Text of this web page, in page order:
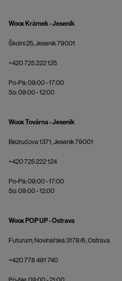
Woox Krámek - Jeseník
Školní 25, Jeseník 79001
+420 725 222 125
Po-Pá: 09:00 - 17:00
So: 09:00 - 12:00
Woox Továrna - Jeseník
Bezručova 1371, Jeseník 79001
+420 725 222 124
Po-Pá: 09:00 - 17:00
So: 09:00 - 12:00
Woox POP UP - Ostrava
Futurum, Novinářská 3178/6, Ostrava
+420 778 491 740